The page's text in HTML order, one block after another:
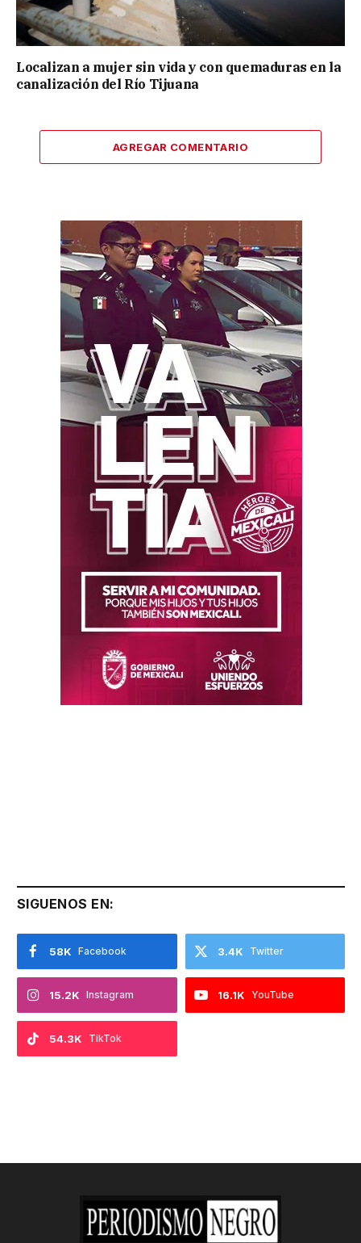
Localizan a mujer sin vida y con quemaduras en la
canalización del Río Tijuana
AGREGAR COMENTARIO
SIGUENOS EN:
Facebook
58K Twitter
3.4K
Instagram
15.2K YouTube
16.1K
TikTok
54.3K